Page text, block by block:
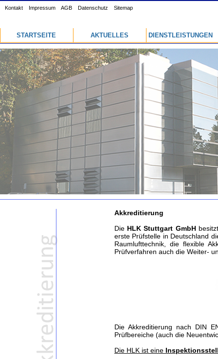
Kontakt Impressum AGB Datenschutz Sitemap
STARTSEITE AKTUELLES DIENSTLEISTUNGEN
Akkreditierung
Die HLK Stuttgart GmbH
erste Prüfstelle in Deutschland
Raumlufttechnik, die flexible
Prüfverfahren auch die Weiter-
Die Akkreditierung nach DIN
Prüfbereiche (auch die
Die HLK ist eine